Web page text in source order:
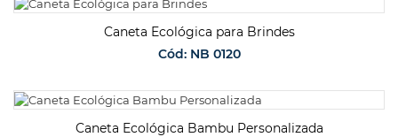
SOLICITAR ORÇAMENTO
Caneta Ecológica para Brindes
Cód: NB 0120
SOLICITAR ORÇAMENTO
Caneta Ecológica Bambu Personalizada